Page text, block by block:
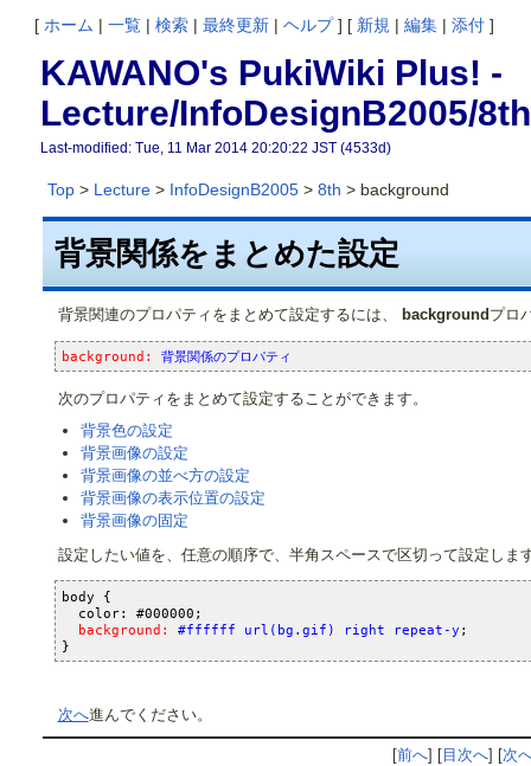
[ ホーム | 一覧 | 検索 | 最終更新 | ヘルプ] [ 新規 | 編集 | 添付 ]
KAWANO's PukiWiki Plus! -
Lecture/InfoDesignB2005/
Last-modified: Tue, 11 Mar 2014 20:20:22 JST (4533d)
Top> Lecture> InfoDesignB2005> 8th > background
背景関係をまとめた設定
背景関連のプロパティをまとめて設定するには、 background プロ
background: 背景関係のプロパティ
次のプロパティをまとめて設定することができます。
背景色の設定
背景画像の設定
背景画像の並べ方の設定
背景画像の表示位置の設定
背景画像の固定
設定したい値を、任意の順序で、半角スペースで区切って設定しま
body {
  color: #000000;
background: #ffffff url(bg.gif) right repeat-y ;
次へ進んでください。
[前へ] [目次へ] [次